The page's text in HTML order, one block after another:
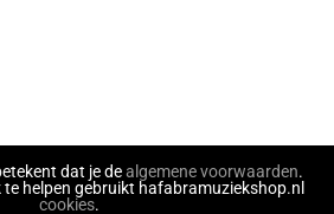
dat je dealgemene voorwaarden.
te helpen gebruikt hafabramuziekshop.nl
cookies.